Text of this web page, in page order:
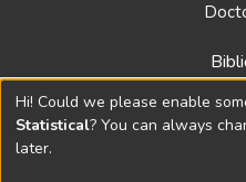
Hi! Could we please enable
Statistical? You can always
later.